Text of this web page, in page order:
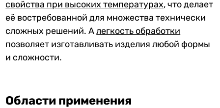
свойства при высоких температурах, что делает
её востребованной для множества технически
сложных решений. Алегкость обработки
позволяет изготавливать изделия любой формы
и сложности.
Области применения